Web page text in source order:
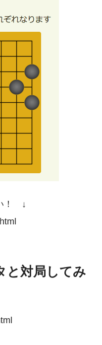
い！ ↓
と対局してみ